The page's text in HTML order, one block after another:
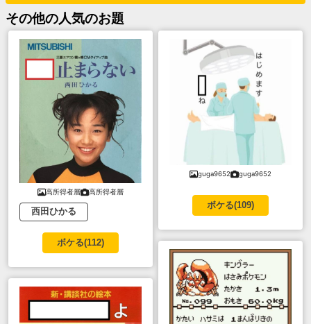
その他の人気のお題
高所得者層 高所得者層
西田ひかる
ボケる(112)
guga9652 guga9652
ボケる(109)